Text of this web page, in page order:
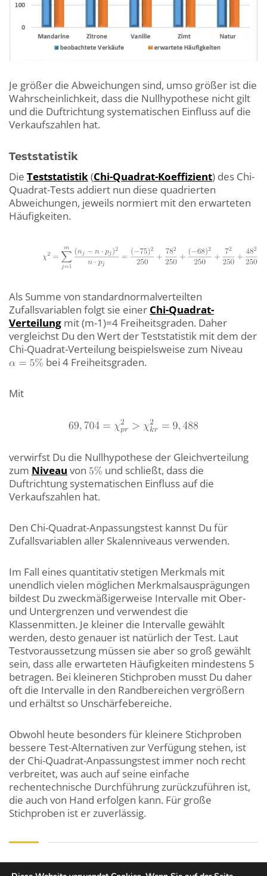
Je größer die Abweichungen sind, umso größer ist die
Wahrscheinlichkeit, dass die Nullhypothese nicht gilt
und die Duftrichtung systematischen Einfluss auf die
Verkaufszahlen hat.
Teststatistik
Die Teststatistik(Chi-Quadrat-Koeffizient) des Chi-
Quadrat-Tests addiert nun diese quadrierten
Abweichungen, jeweils normiert mit den erwarteten
Häufigkeiten.
Als Summe von standardnormalverteilten
Zufallsvariablen folgt sie einer Chi-Quadrat-
Verteilung mit (m-1)=4 Freiheitsgraden. Daher
vergleichst Du den Wert der Teststatistik mit dem der
Chi-Quadrat-Verteilung beispielsweise zum Niveau
bei 4 Freiheitsgraden.
Mit
verwirfst Du die Nullhypothese der Gleichverteilung
zum Niveau von
und schließt, dass die
Duftrichtung systematischen Einfluss auf die
Verkaufszahlen hat.
Den Chi-Quadrat-Anpassungstest kannst Du für
Zufallsvariablen aller Skalenniveaus verwenden.
Im Fall eines quantitativ stetigen Merkmals mit
unendlich vielen möglichen Merkmalsausprägungen
bildest Du zweckmäßigerweise Intervalle mit Ober-
und Untergrenzen und verwendest die
Klassenmitten. Je kleiner die Intervalle gewählt
werden, desto genauer ist natürlich der Test. Laut
Testvoraussetzung müssen sie aber so groß gewählt
sein, dass alle erwarteten Häufigkeiten mindestens 5
betragen. Bei kleineren Stichproben musst Du daher
oft die Intervalle in den Randbereichen vergrößern
und erhältst so Unschärfebereiche.
Obwohl heute besonders für kleinere Stichproben
bessere Test-Alternativen zur Verfügung stehen, ist
der Chi-Quadrat-Anpassungstest immer noch recht
verbreitet, was auch auf seine einfache
rechentechnische Durchführung zurückzuführen ist,
die auch von Hand erfolgen kann. Für große
Stichproben ist er zuverlässig.